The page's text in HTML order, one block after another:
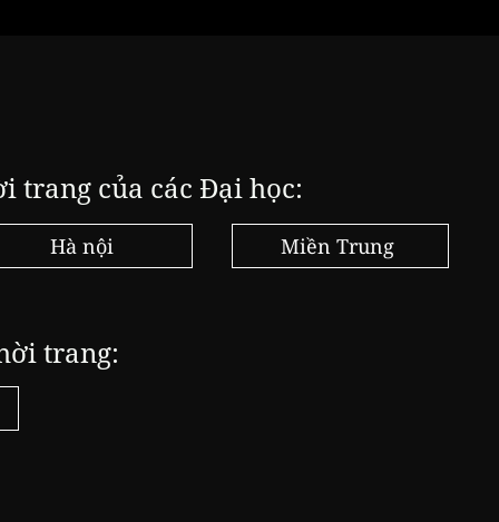
trang của các Đại học:
Hà nội Miền Trung
trang: